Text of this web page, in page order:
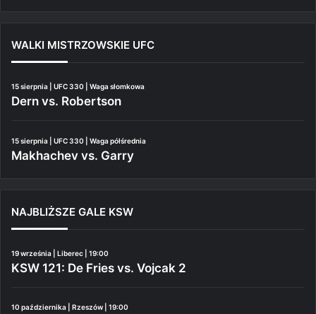
WALKI MISTRZOWSKIE UFC
15 sierpnia | UFC 330 | Waga słomkowa
Dern vs. Robertson
15 sierpnia | UFC 330 | Waga półśrednia
Makhachev vs. Garry
NAJBLIŻSZE GALE KSW
19 września | Liberec | 19:00
KSW 121: De Fries vs. Vojcak 2
10 października | Rzeszów | 19:00